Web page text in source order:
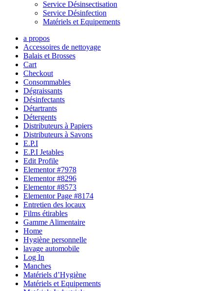
Service Désinsectisation
Service Désinfection
Matériels et Equipements
a propos
Accessoires de nettoyage
Balais et Brosses
Cart
Checkout
Consommables
Dégraissants
Désinfectants
Détartrants
Détergents
Distributeurs à Papiers
Distributeurs à Savons
E.P.I
E.P.I Jetables
Edit Profile
Elementor #7978
Elementor #8296
Elementor #8573
Elementor Page #8174
Entretien des locaux
Films étirables
Gamme Alimentaire
Home
Hygiène personnelle
lavage automobile
Log In
Manches
Matériels d’Hygiène
Matériels et Equipements